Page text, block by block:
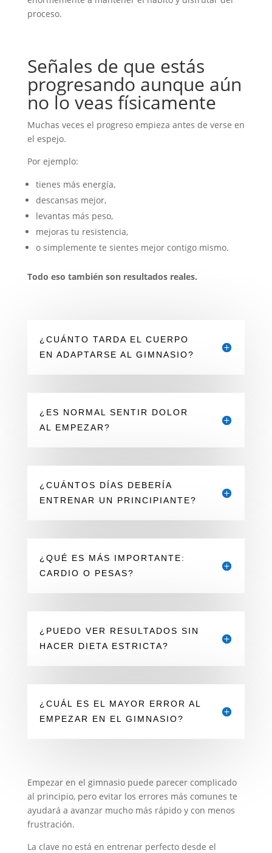
proceso.
Señales de que estás
progresando aunque aún
no lo veas físicamente
Muchas veces el progreso empieza antes de verse en
el espejo.
Por ejemplo:
tienes más energía,
descansas mejor,
levantas más peso,
mejoras tu resistencia,
o simplemente te sientes mejor contigo mismo.
Todo eso también son resultados reales.
¿CUÁNTO TARDA EL CUERPO
EN ADAPTARSE AL GIMNASIO?
¿ES NORMAL SENTIR DOLOR
AL EMPEZAR?
¿CUÁNTOS DÍAS DEBERÍA
ENTRENAR UN PRINCIPIANTE?
¿QUÉ ES MÁS IMPORTANTE:
CARDIO O PESAS?
¿PUEDO VER RESULTADOS SIN
HACER DIETA ESTRICTA?
¿CUÁL ES EL MAYOR ERROR AL
EMPEZAR EN EL GIMNASIO?
Empezar en el gimnasio puede parecer complicado
al principio, pero evitar los errores más comunes te
ayudará a avanzar mucho más rápido y con menos
frustración.
La clave no está en entrenar perfecto desde el